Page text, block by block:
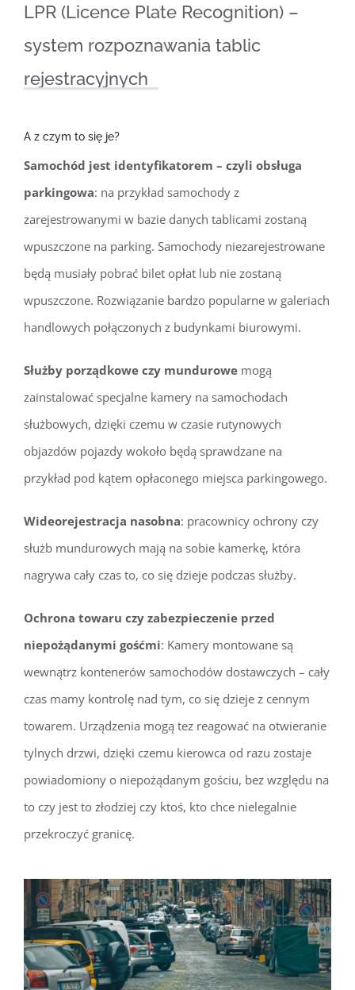
LPR (Licence Plate Recognition) –
system rozpoznawania tablic
rejestracyjnych
A z czym to się je?
Samochód jest identyfikatorem – czyli obsługa
parkingowa: na przykład samochody z
zarejestrowanymi w bazie danych tablicami zostaną
wpuszczone na parking. Samochody niezarejestrowane
będą musiały pobrać bilet opłat lub nie zostaną
wpuszczone. Rozwiązanie bardzo popularne w galeriach
handlowych połączonych z budynkami biurowymi.
Służby porządkowe czy mundurowemogą
zainstalować specjalne kamery na samochodach
służbowych, dzięki czemu w czasie rutynowych
objazdów pojazdy wokoło będą sprawdzane na
przykład pod kątem opłaconego miejsca parkingowego.
Wideorejestracja nasobna: pracownicy ochrony czy
służb mundurowych mają na sobie kamerkę, która
nagrywa cały czas to, co się dzieje podczas służby.
Ochrona towaru czy zabezpieczenie przed
niepożądanymi gośćmi: Kamery montowane są
wewnątrz kontenerów samochodów dostawczych – cały
czas mamy kontrolę nad tym, co się dzieje z cennym
towarem. Urządzenia mogą tez reagować na otwieranie
tylnych drzwi, dzięki czemu kierowca od razu zostaje
powiadomiony o niepożądanym gościu, bez względu na
to czy jest to złodziej czy ktoś, kto chce nielegalnie
przekroczyć granicę.